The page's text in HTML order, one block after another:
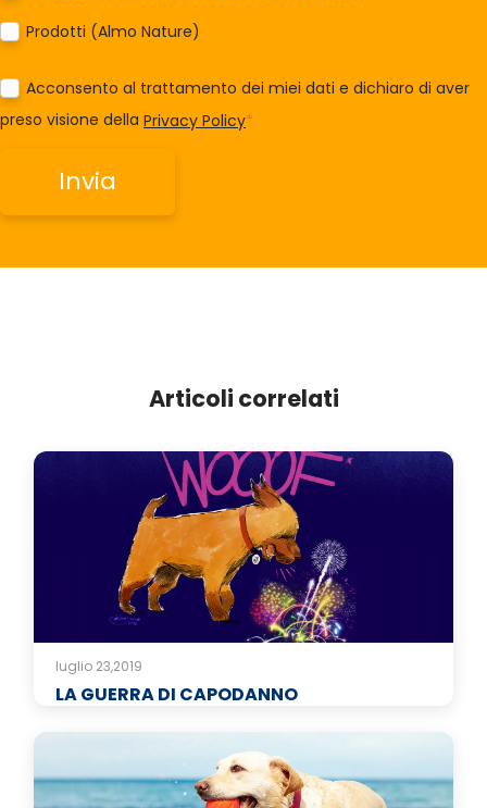
Prodotti (Almo Nature)
Acconsento al trattamento dei miei dati e dichiaro di aver
preso visione della Privacy Policy*
Articoli correlati
luglio 23,2019
LA GUERRA DI CAPODANNO